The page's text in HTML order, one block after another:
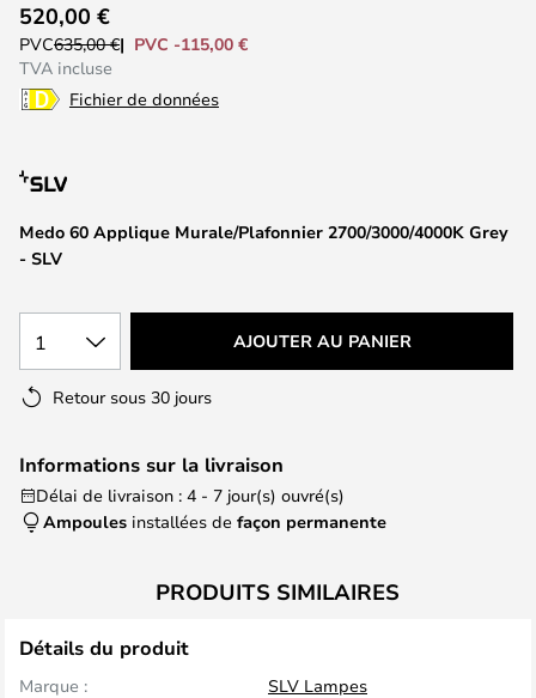
to
the
beginning
images
Medo 60 Applique Murale/Plafonnier 2700/3000/4000K Grey
- SLV
520,00 €
PVC635,00 €
PVC -115,00 €
TVA incluse
Fichier de données
1 AJOUTER AU PANIER
Retour sous 30 jours
Informations sur la livraison
Délai de livraison : 4 - 7 jour(s) ouvré(s)
Ampoules installées de façon permanente
PRODUITS SIMILAIRES
Détails du produit
Marque :
SLV Lampes